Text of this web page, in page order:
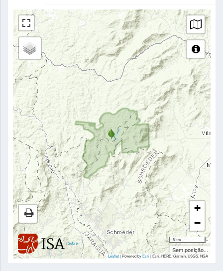
|Sobre
+
−
5 km
Sem posição...
Leaflet| Powered byEsri|Esri, HERE, Garmin, USGS, NGA